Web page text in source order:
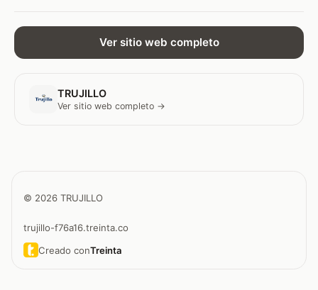
Ver sitio web completo
TRUJILLO
Ver sitio web completo →
© 2026 TRUJILLO
trujillo-f76a16.treinta.co
Creado conTreinta